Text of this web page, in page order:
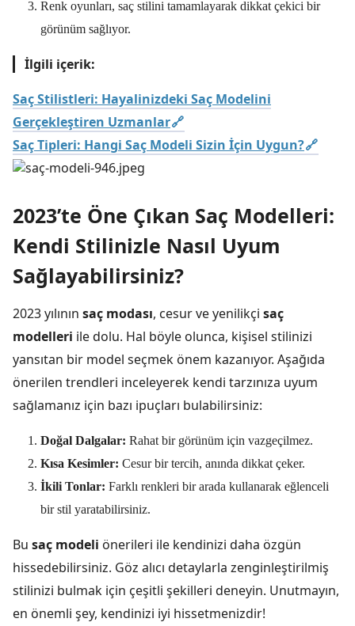
Renk oyunları, saç stilini tamamlayarak dikkat çekici bir
görünüm sağlıyor.
İlgili içerik:
Saç Stilistleri: Hayalinizdeki Saç Modelini
Gerçekleştiren Uzmanlar
Saç Tipleri: Hangi Saç Modeli Sizin İçin Uygun?
2023’te Öne Çıkan Saç Modelleri:
Kendi Stilinizle Nasıl Uyum
Sağlayabilirsiniz?
2023 yılının saç modası, cesur ve yenilikçi saç
modelleri ile dolu. Hal böyle olunca, kişisel stilinizi
yansıtan bir model seçmek önem kazanıyor. Aşağıda
önerilen trendleri inceleyerek kendi tarzınıza uyum
sağlamanız için bazı ipuçları bulabilirsiniz:
Doğal Dalgalar: Rahat bir görünüm için vazgeçilmez.
Kısa Kesimler: Cesur bir tercih, anında dikkat çeker.
İkili Tonlar: Farklı renkleri bir arada kullanarak eğlenceli
bir stil yaratabilirsiniz.
Bu saç modeli önerileri ile kendinizi daha özgün
hissedebilirsiniz. Göz alıcı detaylarla zenginleştirilmiş
stilinizi bulmak için çeşitli şekilleri deneyin. Unutmayın,
en önemli şey, kendinizi iyi hissetmenizdir!